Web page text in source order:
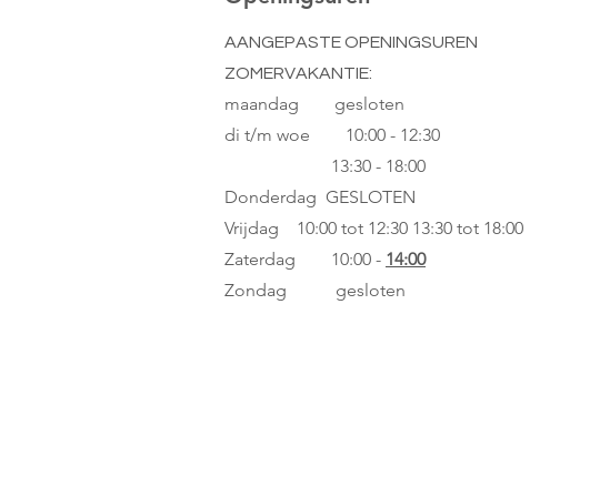
AANGEPASTE OPENINGSUREN
ZOMERVAKANTIE:
maandag gesloten
di t/m woe 10:00 - 12:30
13:30 - 18:00
Donderdag GESLOTEN
Vrijdag 10:00 tot 12:30 13:30 tot 18:00
Zaterdag 10:00 - 14:00
Zondag gesloten